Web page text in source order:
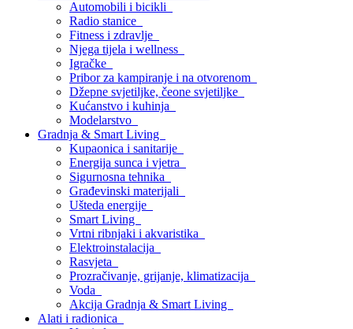
Automobili i bicikli
Radio stanice
Fitness i zdravlje
Njega tijela i wellness
Igračke
Pribor za kampiranje i na otvorenom
Džepne svjetiljke, čeone svjetiljke
Kućanstvo i kuhinja
Modelarstvo
Gradnja & Smart Living
Kupaonica i sanitarije
Energija sunca i vjetra
Sigurnosna tehnika
Građevinski materijali
Ušteda energije
Smart Living
Vrtni ribnjaki i akvaristika
Elektroinstalacija
Rasvjeta
Prozračivanje, grijanje, klimatizacija
Voda
Akcija Gradnja & Smart Living
Alati i radionica